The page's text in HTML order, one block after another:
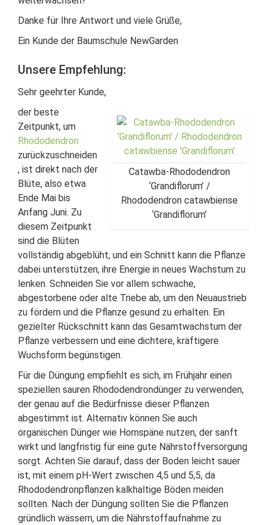
Danke für Ihre Antwort und viele Grüße,
Ein Kunde der Baumschule NewGarden
Unsere Empfehlung:
Sehr geehrter Kunde,
Catawba-Rhododendron
‘Grandiflorum’ /
Rhododendron catawbiense
‘Grandiflorum’
der beste
Zeitpunkt, um
Rhododendron
zurückzuschneiden
, ist direkt nach der
Blüte, also etwa
Ende Mai bis
Anfang Juni. Zu
diesem Zeitpunkt
sind die Blüten
vollständig abgeblüht, und ein Schnitt kann die Pflanze
dabei unterstützen, ihre Energie in neues Wachstum zu
lenken. Schneiden Sie vor allem schwache,
abgestorbene oder alte Triebe ab, um den Neuaustrieb
zu fördern und die Pflanze gesund zu erhalten. Ein
gezielter Rückschnitt kann das Gesamtwachstum der
Pflanze verbessern und eine dichtere, kräftigere
Wuchsform begünstigen.
Für die Düngung empfiehlt es sich, im Frühjahr einen
speziellen sauren Rhododendrondünger zu verwenden,
der genau auf die Bedürfnisse dieser Pflanzen
abgestimmt ist. Alternativ können Sie auch
organischen Dünger wie Hornspäne nutzen, der sanft
wirkt und langfristig für eine gute Nährstoffversorgung
sorgt. Achten Sie darauf, dass der Boden leicht sauer
ist, mit einem pH-Wert zwischen 4,5 und 5,5, da
Rhododendronpflanzen kalkhaltige Böden meiden
sollten. Nach der Düngung sollten Sie die Pflanzen
gründlich wässern, um die Nährstoffaufnahme zu